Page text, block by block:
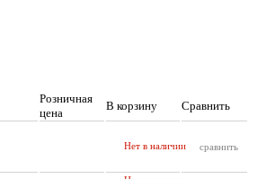
Розничная
цена
В корзину Сравнить
Нет в наличии сравнить